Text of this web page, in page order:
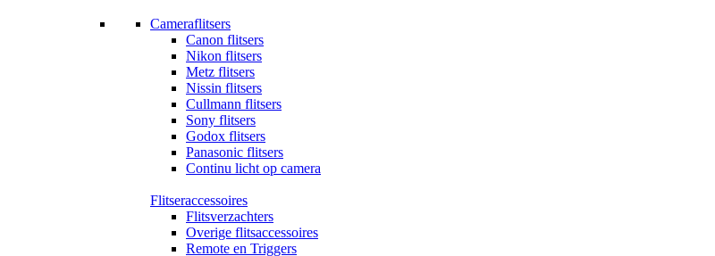
Cameraflitsers
Canon flitsers
Nikon flitsers
Metz flitsers
Nissin flitsers
Cullmann flitsers
Sony flitsers
Godox flitsers
Panasonic flitsers
Continu licht op camera
Flitseraccessoires
Flitsverzachters
Overige flitsaccessoires
Remote en Triggers